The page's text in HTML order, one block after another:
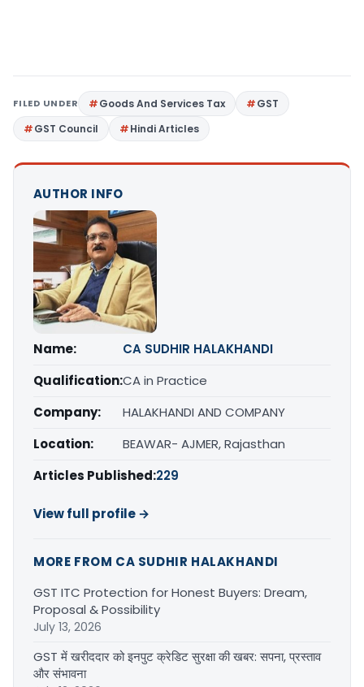
FILED UNDER Goods And Services Tax
GST
GST Council
Hindi Articles
AUTHOR INFO
Name:
CA SUDHIR HALAKHANDI
Qualification:CA in Practice
Company:
HALAKHANDI AND COMPANY
Location:
BEAWAR- AJMER, Rajasthan
Articles Published:229
View full profile →
MORE FROM CA SUDHIR HALAKHANDI
GST ITC Protection for Honest Buyers: Dream,
Proposal & Possibility
July 13, 2026
GST में खरीददार को इनपुट क्रेडिट सुरक्षा की खबर: सपना, प्रस्ताव
और संभावना